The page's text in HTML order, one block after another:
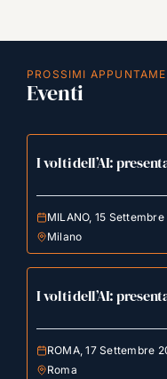
PROSSIMI
Eventi
I volti dell’AI:
MILANO, 15
Milano
I volti dell’AI:
ROMA, 17 Settembre
Roma